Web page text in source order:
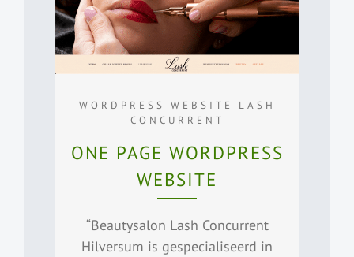
WORDPRESS WEBSITE LASH
CONCURRENT
ONE PAGE WORDPRESS
WEBSITE
“Beautysalon Lash Concurrent
Hilversum is gespecialiseerd in